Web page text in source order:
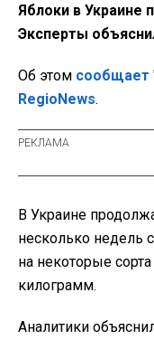
Яблоки в Украине
Эксперты
Об этом сообщает
RegioNews.
В Украине
несколько недель
на некоторые
килограмм.
Аналитики